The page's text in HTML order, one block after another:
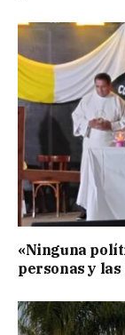
«Ninguna
personas y